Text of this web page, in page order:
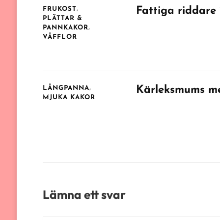
FRUKOST
PLÄTTAR &
PANNKAKOR
VÅFFLOR
Fattiga riddare
LÅNGPANNA
MJUKA KAKOR
Kärleksmums
Lämna ett svar